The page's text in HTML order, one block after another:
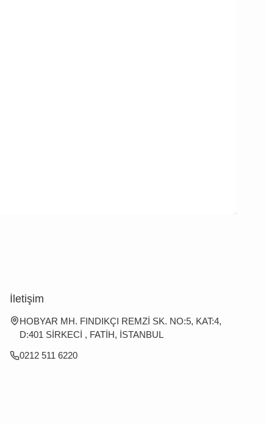
İletişim
HOBYAR MH. FINDIKÇI REMZİ SK. NO:5, KAT:4,
D:401 SİRKECİ , FATİH, İSTANBUL
0212 511 6220